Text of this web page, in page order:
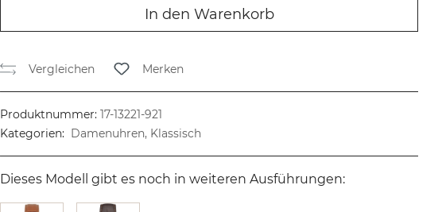
In den Warenkorb
Vergleichen Merken
Produktnummer: 17-13221-921
Kategorien: Damenuhren, Klassisch
Dieses Modell gibt es noch in weiteren Ausführungen: